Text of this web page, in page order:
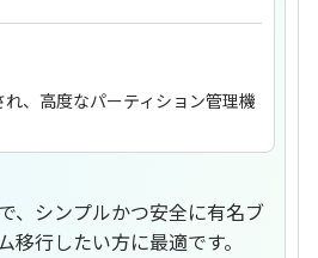
、高度なパーティション管理機
、シンプルかつ安全に有名ブ
移行したい方に最適です。